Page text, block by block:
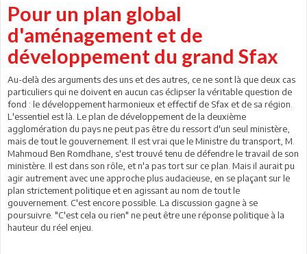
Pour un plan global
d'aménagement et de
développement du grand Sfax
Au-delà des arguments des uns et des autres, ce ne sont là que deux cas
particuliers qui ne doivent en aucun cas éclipser la véritable question de
fond : le développement harmonieux et effectif de Sfax et de sa région.
L'essentiel est là. Le plan de développement de la deuxième
agglomération du pays ne peut pas être du ressort d'un seul ministère,
mais de tout le gouvernement. Il est vrai que le Ministre du transport, M.
Mahmoud Ben Romdhane, s'est trouvé tenu de défendre le travail de son
ministère. Il est dans son rôle, et n'a pas tort sur ce plan. Mais il aurait pu
agir autrement avec une approche plus audacieuse, en se plaçant sur le
plan strictement politique et en agissant au nom de tout le
gouvernement. C'est encore possible. La discussion gagne à se
poursuivre. "C'est cela ou rien" ne peut être une réponse politique à la
hauteur du réel enjeu.